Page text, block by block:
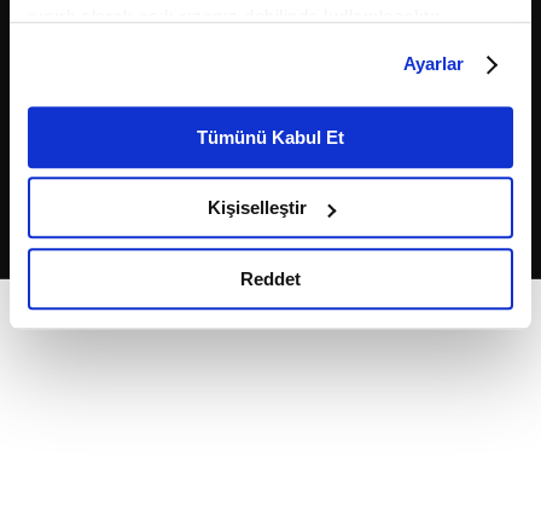
belirleyebilirsiniz. Çerezlere ilişkin detaylı bilgi için
Ayarlar butonuna tıklayabilir,Çerez Bilgilendirme
Metnimizi ziyaret edebilirsiniz.
6698 sayılı Kişisel Verilerin Korunması Kanunu uyarınca
okumak ve sitemizi ziyaretiniz kapsamında
gerçekleştirilen veri işleme faaliyetleri ile ilgili daha
detaylı bilgi almak için lütfentıklayınız.
Ayarlar
Tümünü Kabul Et
Kişiselleştir
Reddet
2026Fikriyat. Tüm hakları saklıdır.